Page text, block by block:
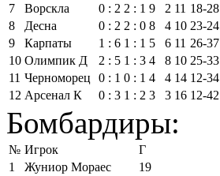
7
Ворскла 0 : 2 2 : 1 9 2 11 18‑28
8
Десна 0 : 2 2 : 0 8 4 10 23‑24
9
Карпаты 1 : 6 1 : 1 5 6 11 26‑37
10 Олимпик Д 2 : 5 1 : 3 4 8 10 25‑33
11 Черноморец 0 : 1 0 : 1 4 4 14 12‑34
12 Арсенал К 0 : 3 1 : 2 3 3 16 12‑42
Бомбардиры:
№ Игрок
Г
1
Жуниор Мораес
19